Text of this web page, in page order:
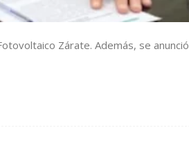
Zárate. Además, se anunció